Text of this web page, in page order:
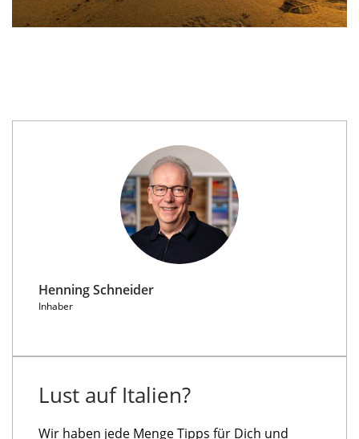
Henning Schneider
Inhaber
Lust auf Italien?
Wir haben jede Menge Tipps für Dich und